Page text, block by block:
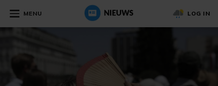
MENU LOG IN